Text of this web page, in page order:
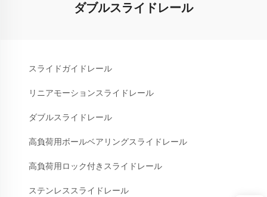
ダブルスライドレール
スライドガイドレール
リニアモーションスライドレール
ダブルスライドレール
高負荷用ボールベアリングスライドレール
高負荷用ロック付きスライドレール
ステンレススライドレール